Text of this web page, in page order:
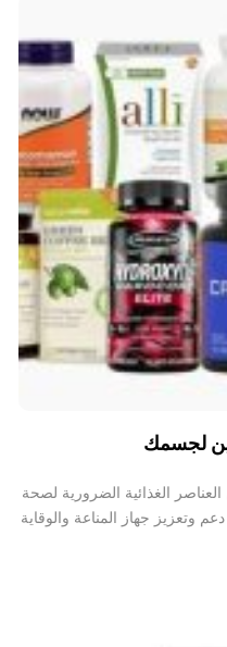
لجسمك
العناصر الغذائية الضرورية لصحة
وتعزيز جهاز المناعة والوقاية